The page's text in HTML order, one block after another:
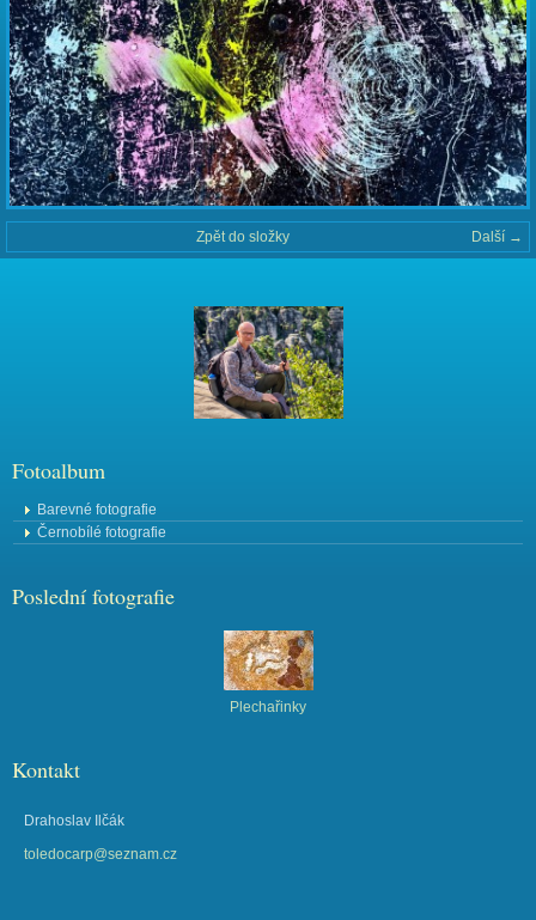
Další →
Zpět do složky
Fotoalbum
Barevné fotografie
Černobílé fotografie
Poslední fotografie
Plechařinky
Kontakt
Drahoslav Ilčák
toledocarp@seznam.cz